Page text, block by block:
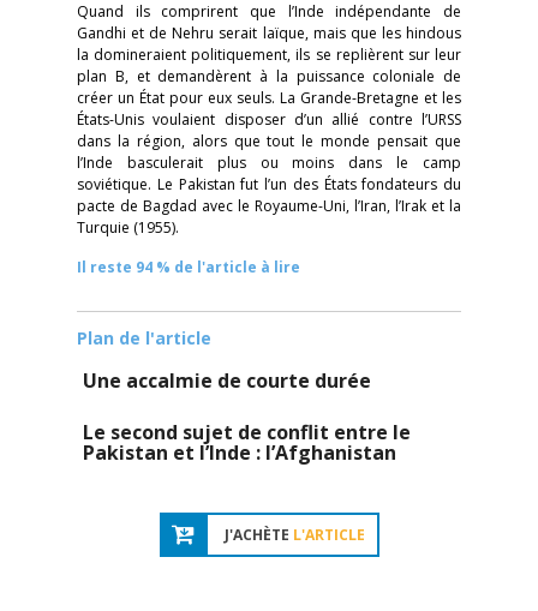
Quand ils comprirent que l’Inde indépendante de
Gandhi et de Nehru serait laïque, mais que les hindous
la domineraient politiquement, ils se replièrent sur leur
plan B, et demandèrent à la puissance coloniale de
créer un État pour eux seuls. La Grande-Bretagne et les
États-Unis voulaient disposer d’un allié contre l’URSS
dans la région, alors que tout le monde pensait que
l’Inde basculerait plus ou moins dans le camp
soviétique. Le Pakistan fut l’un des États fondateurs du
pacte de Bagdad avec le Royaume-Uni, l’Iran, l’Irak et la
Turquie (1955).
Il reste 94 % de l'article à lire
Plan de l'article
Une accalmie de courte durée
Le second sujet de conflit entre le
Pakistan et l’Inde : l’Afghanistan
J'ACHÈTE L'ARTICLE